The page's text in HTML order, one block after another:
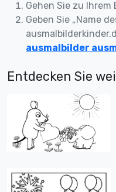
Gehen Sie zu Ihrem
Geben Sie „Name
ausmalbilder
Entdecken Sie